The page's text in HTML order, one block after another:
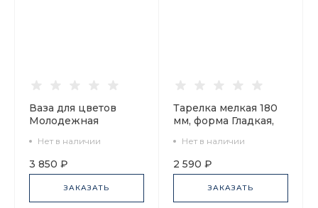
Ваза для цветов
Молодежная
арт. 80.07114.00.1
Нет в наличии
3 850 ₽
ЗАКАЗАТЬ
Тарелка мелкая 180
мм, форма Гладкая,
сетка, артикул
80.08689.00.1
Нет в наличии
2 590 ₽
ЗАКАЗАТЬ